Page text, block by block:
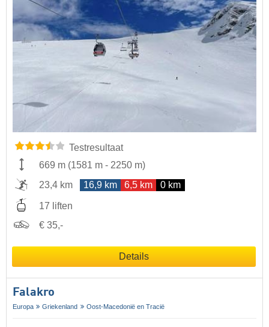
Testresultaat
669 m (1581 m - 2250 m)
23,4 km
16,9 km 6,5 km 0 km
17 liften
€ 35,-
Details
Falakro
Europa Griekenland Oost-Macedonië en Tracië